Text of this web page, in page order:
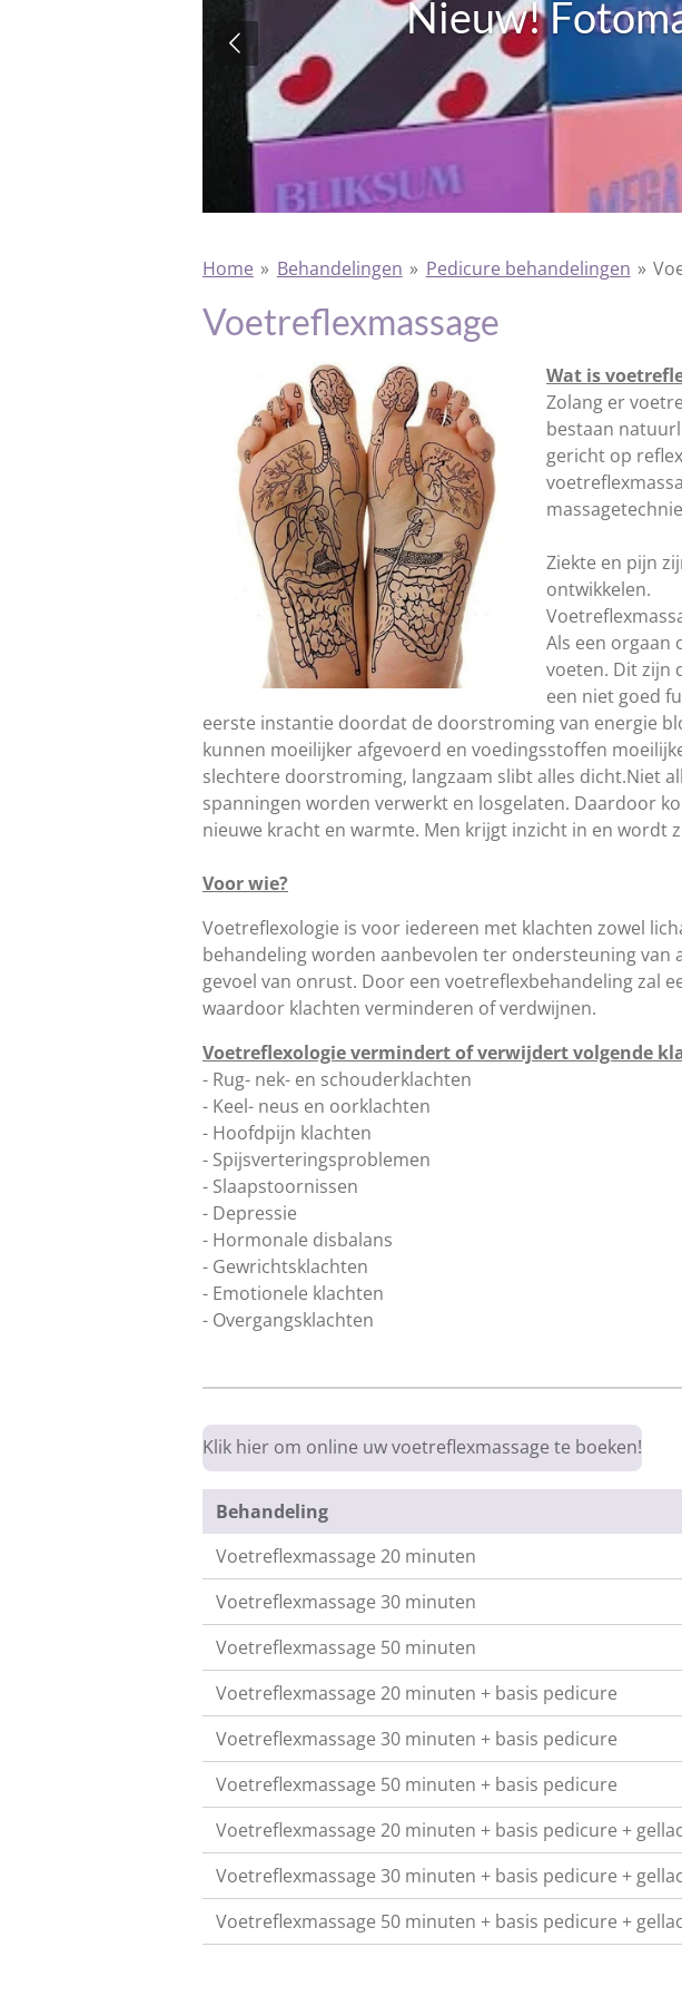
Nieuw!
Home » Behandelingen » Pedicure behandelingen »
Voetreflexmassage
Wat is
Zolang er
bestaan
gericht op
Ziekte en pijn
ontwikkelen.
Als een orgaan
voeten. Dit zijn
een niet goed
eerste instantie doordat de doorstroming van energie
kunnen moeilijker afgevoerd en voedingsstoffen
slechtere doorstroming, langzaam slibt alles dicht.Niet
spanningen worden verwerkt en losgelaten. Daardoor
nieuwe kracht en warmte. Men krijgt inzicht in en wordt
Voor wie?
Voetreflexologie is voor iedereen met klachten zowel
behandeling worden aanbevolen ter ondersteuning
gevoel van onrust. Door een voetreflexbehandeling zal
waardoor klachten verminderen of verdwijnen.
Voetreflexologie vermindert of verwijdert volgende
- Rug- nek- en schouderklachten
- Keel- neus en oorklachten
- Hoofdpijn klachten
- Spijsverteringsproblemen
- Slaapstoornissen
- Depressie
- Hormonale disbalans
- Gewrichtsklachten
- Emotionele klachten
- Overgangsklachten
Klik hier om online uw voetreflexmassage te boeken!
Behandeling
Voetreflexmassage 20 minuten
Voetreflexmassage 30 minuten
Voetreflexmassage 50 minuten
Voetreflexmassage 20 minuten + basis pedicure
Voetreflexmassage 30 minuten + basis pedicure
Voetreflexmassage 50 minuten + basis pedicure
Voetreflexmassage 20 minuten + basis pedicure +
Voetreflexmassage 30 minuten + basis pedicure +
Voetreflexmassage 50 minuten + basis pedicure +